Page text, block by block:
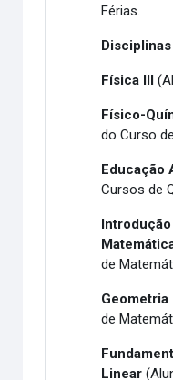
Férias.
Física III
Físico-
do Curso
Educação
Cursos de
de
de
Linear